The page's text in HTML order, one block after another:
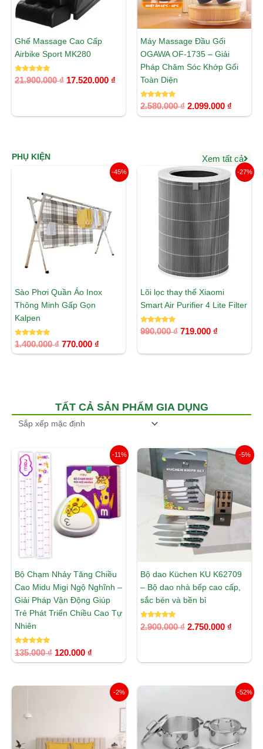
Ghế Massage Cao Cấp
Airbike Sport MK280
Được xếp
hạng
21.900.000₫ 17.520.000 ₫
Máy Massage Đầu Gối
OGAWA OF-1735 – Giải
Pháp Chăm Sóc Khớp Gối
Toàn Diện
Được xếp
hạng
5.00
2.580.000₫ 2.099.000 ₫
PHỤ KIỆN Xem tất cả
-45%
Sào Phơi Quần Áo Inox
Thông Minh Gấp Gọn
Kalpen
Được xếp
hạng
5.00
1.400.000₫
1.400.000 ₫.
770.000 ₫
Giá
hiện
770.000 ₫.
-27%
Lõi lọc thay thế Xiaomi
Smart Air Purifier 4 Lite Filter
Được xếp
hạng
990.000₫
Giá
gốc
990.000 ₫.
719.000 ₫
Giá
hiện
là:
719.000 ₫.
TẤT CẢ SẢN PHẨM GIA DỤNG
-11%
Bộ Chạm Nhảy Tăng Chiều
Cao Midu Migi Ngộ Nghĩnh –
Giải Pháp Vận Động Giúp
Trẻ Phát Triển Chiều Cao Tự
Nhiên
Được xếp
hạng
5.00
135.000₫
gốc
135.000 ₫.
120.000 ₫
hiện
tại
là:
120.000 ₫.
-5%
Bộ dao Küchen KU K62709
– Bộ dao nhà bếp cao cấp,
sắc bén và bền bỉ
Được xếp
hạng
2.900.000₫
Giá
gốc
là:
2.900.000 ₫.
2.750.000 ₫
Giá
hiện
-2%
Khoảng
giá:
từ
2.210.000 ₫
đến
2.600.000 ₫
-52%
2.090.000 ₫.
Giá
hiện
là:
999.000